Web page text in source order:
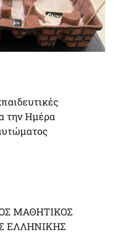
την Ημέρα
ΜΑΘΗΤΙΚΟΣ
ΕΛΛΗΝΙΚΗΣ